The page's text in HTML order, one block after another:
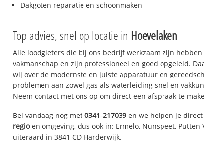
Dakgoten reparatie en schoonmaken
Top advies, snel op locatie in Hoevelaken
Alle loodgieters die bij ons bedrijf werkzaam zijn hebben
vakmanschap en zijn professioneel en goed opgeleid.
wij over de modernste en juiste apparatuur en
problemen aan zowel gas als waterleiding snel en
Neem contact met ons op om direct een afspraak te
Bel vandaag nog met 0341-217039 en we helpen je
regioen omgeving, dus ook in: Ermelo, Nunspeet, Putten
uiteraard in 3841 CD Harderwijk.